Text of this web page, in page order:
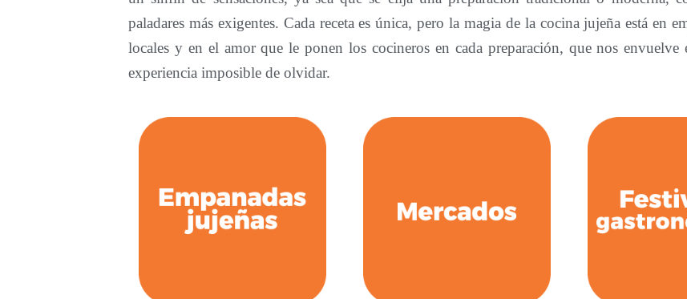
paladares más exigentes. Cada receta es única, pero la magia de la cocina jujeña está en
locales y en el amor que le ponen los cocineros en cada preparación, que nos envuelve
experiencia imposible de olvidar.